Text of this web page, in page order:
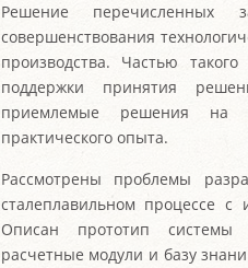
Решение перечисленных
совершенствования
производства. Частью
поддержки принятия
приемлемые решения на
практического опыта.
Рассмотрены проблемы
сталеплавильном процессе с
Описан прототип
расчетные модули и базу